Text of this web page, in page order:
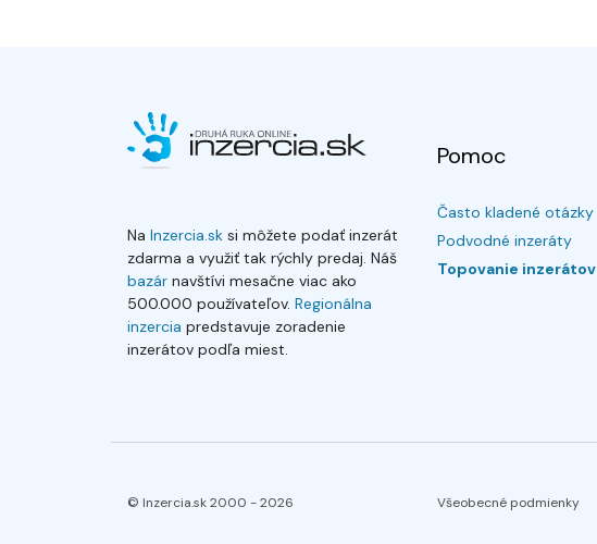
Na Inzercia.sk si môžete podať inzerát
zdarma a využiť tak rýchly predaj. Náš
bazár navštívi mesačne viac ako
500.000 používateľov. Regionálna
inzercia predstavuje zoradenie
inzerátov podľa miest.
Pomoc
Často kladené otázky
Podvodné inzeráty
Topovanie inzerátov
© Inzercia.sk 2000 -2026 Všeobecné podmienky